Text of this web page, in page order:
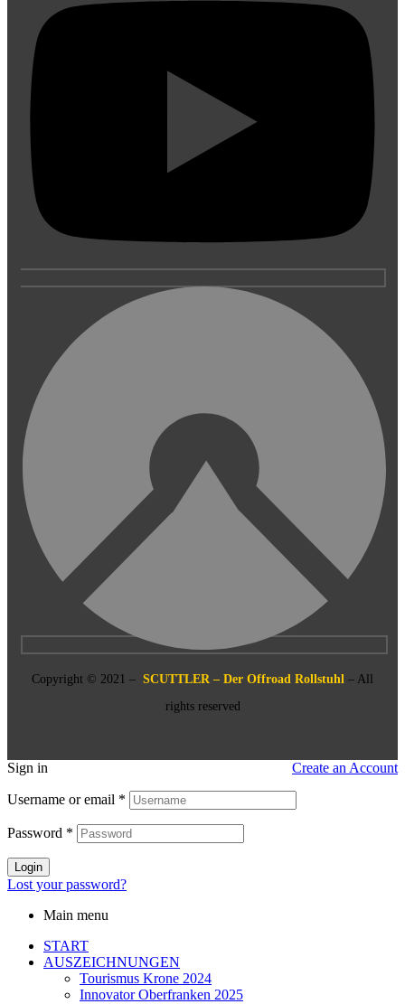
Copyright © 2021 – SCUTTLER – Der Offroad Rollstuhl – All
rights reserved
Sign in Create an Account
Username or email *
Password *
Login
Lost your password?
Main menu
START
AUSZEICHNUNGEN
Tourismus Krone 2024
Innovator Oberfranken 2025